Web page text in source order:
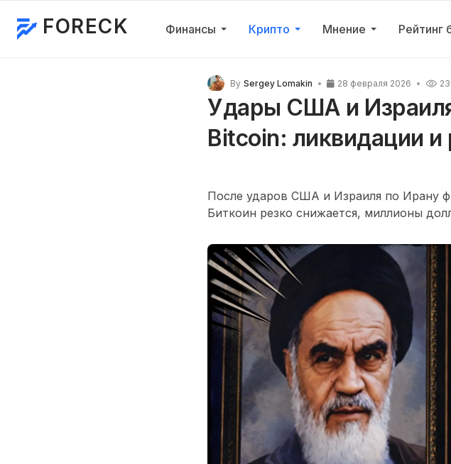
FORECK Финансы Крипто Мнение Рейтинг
By Sergey Lomakin 28 февраля 2026
Удары США и
Bitcoin: ликвидации и
После ударов США и Израиля по Ирану
Биткоин резко снижается, миллионы